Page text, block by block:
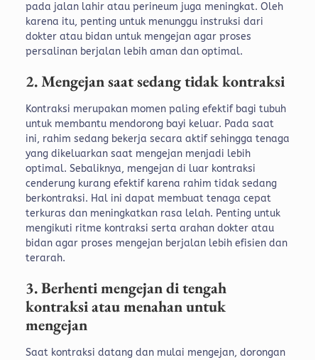
pada jalan lahir atau perineum juga meningkat. Oleh
karena itu, penting untuk menunggu instruksi dari
dokter atau bidan untuk mengejan agar proses
persalinan berjalan lebih aman dan optimal.
2. Mengejan saat sedang tidak kontraksi
Kontraksi merupakan momen paling efektif bagi tubuh
untuk membantu mendorong bayi keluar. Pada saat
ini, rahim sedang bekerja secara aktif sehingga tenaga
yang dikeluarkan saat mengejan menjadi lebih
optimal. Sebaliknya, mengejan di luar kontraksi
cenderung kurang efektif karena rahim tidak sedang
berkontraksi. Hal ini dapat membuat tenaga cepat
terkuras dan meningkatkan rasa lelah. Penting untuk
mengikuti ritme kontraksi serta arahan dokter atau
bidan agar proses mengejan berjalan lebih efisien dan
terarah.
3. Berhenti mengejan di tengah
kontraksi atau menahan untuk
mengejan
Saat kontraksi datang dan mulai mengejan, dorongan